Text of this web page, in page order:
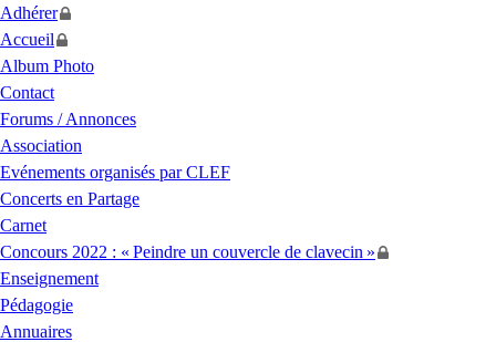
Adhérer
Accueil
Album Photo
Contact
Forums / Annonces
Association
Evénements organisés parCLEF
Concerts en Partage
Carnet
Concours 2022 : « Peindre un couvercle de clavecin »
Enseignement
Pédagogie
Annuaires